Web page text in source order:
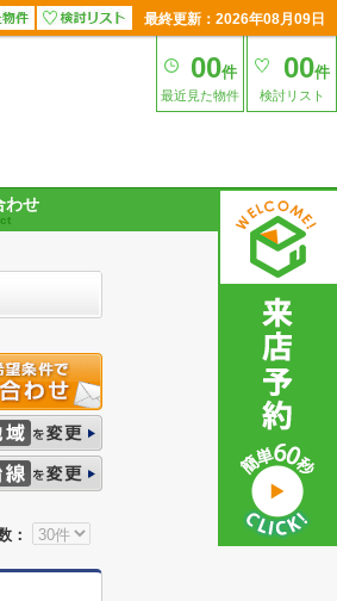
最終更新：2026年08月09日
00件
最近見た物件
00件
検討リスト
わせ
：